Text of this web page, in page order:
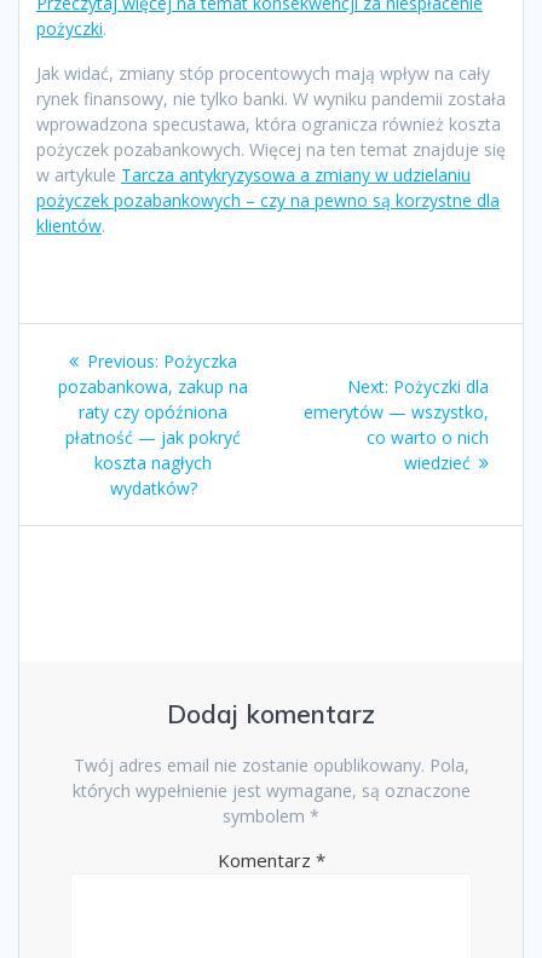
pożyczki.
Jak widać, zmiany stóp procentowych mają wpływ na cały
rynek finansowy, nie tylko banki. W wyniku pandemii została
wprowadzona specustawa, która ogranicza również koszta
pożyczek pozabankowych. Więcej na ten temat znajduje się
w artykule Tarcza antykryzysowa a zmiany w udzielaniu
pożyczek pozabankowych – czy na pewno są korzystne dla
klientów.
Zobacz
wpisy
Previous: Previous
post:
Pożyczka
pozabankowa, zakup na
raty czy opóźniona
płatność — jak pokryć
koszta nagłych
wydatków?
Next: Next
post:
Pożyczki dla
emerytów — wszystko,
co warto o nich
wiedzieć
Dodaj komentarz
Twój adres email nie zostanie opublikowany. Pola,
których wypełnienie jest wymagane, są oznaczone
symbolem *
Komentarz *